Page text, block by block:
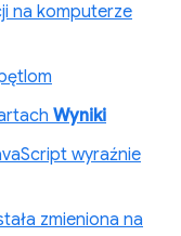
na komputerze
Wyniki
wyraźnie
zmieniona na